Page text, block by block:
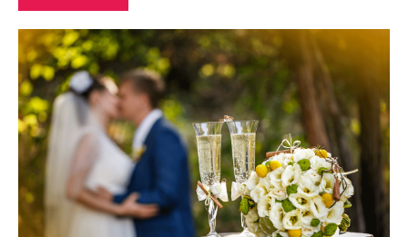
Blog
Inspiratie
Lifestyle